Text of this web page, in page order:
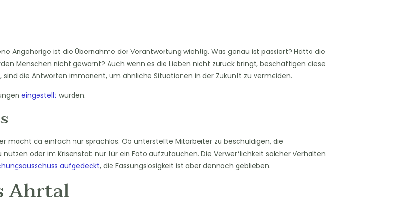
Angehörige ist die Übernahme der Verantwortung wichtig. Was genau ist passiert? Hätte die
Menschen nicht gewarnt? Auch wenn es die Lieben nicht zurück bringt, beschäftigen diese
sind die Antworten immanent, um ähnliche Situationen in der Zukunft zu vermeiden.
eingestellt wurden.
macht da einfach nur sprachlos. Ob unterstellte Mitarbeiter zu beschuldigen, die
oder im Krisenstab nur für ein Foto aufzutauchen. Die Verwerflichkeit solcher Verhalten
aufgedeckt, die Fassungslosigkeit ist aber dennoch geblieben.
Ahrtal